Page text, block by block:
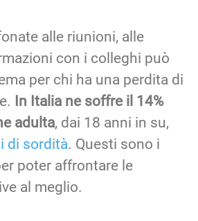
alle riunioni, alle
con i colleghi può
per chi ha una perdita di
In Italia ne soffre il 14%
adulta, dai 18 anni in su,
di sordità. Questi sono i
poter affrontare le
al meglio.